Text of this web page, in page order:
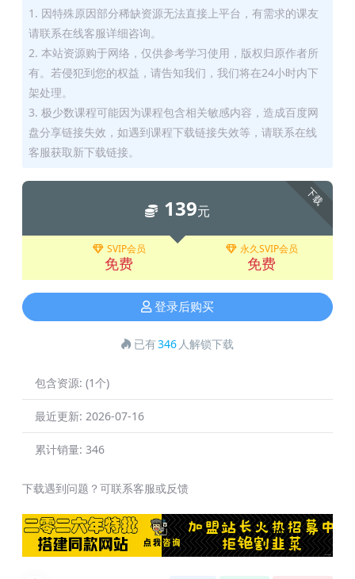
1. 因特殊原因部分稀缺资源无法直接上平台，有需求的课友
请联系在线客服详细咨询。
2. 本站资源购于网络，仅供参考学习使用，版权归原作者所
有。若侵犯到您的权益，请告知我们，我们将在24小时内下
架处理。
3. 极少数课程可能因为课程包含相关敏感内容，造成百度网
盘分享链接失效，如遇到课程下载链接失效等，请联系在线
客服获取新下载链接。
下载
139元
SVIP会员
免费
永久SVIP会员
免费
登录后购买
已有346 人解锁下载
包含资源: (1个)
最近更新: 2026-07-16
累计销量: 346
下载遇到问题？可联系客服或反馈